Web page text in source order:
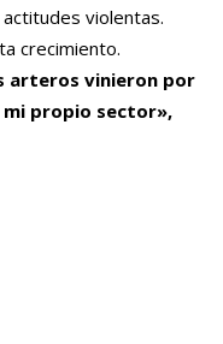
violentas.
crecimiento.
arteros vinieron por
mi propio sector»,